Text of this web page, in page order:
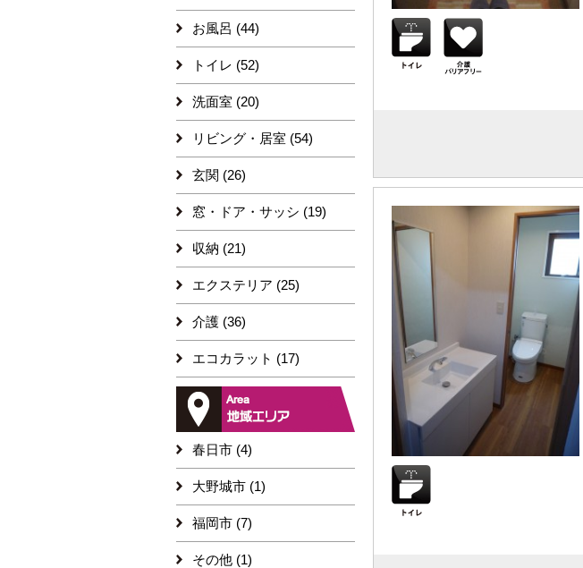
お風呂 (44)
トイレ (52)
洗面室 (20)
リビング・居室 (54)
玄関 (26)
窓・ドア・サッシ (19)
収納 (21)
エクステリア (25)
介護 (36)
エコカラット (17)
春日市 (4)
大野城市 (1)
福岡市 (7)
その他 (1)